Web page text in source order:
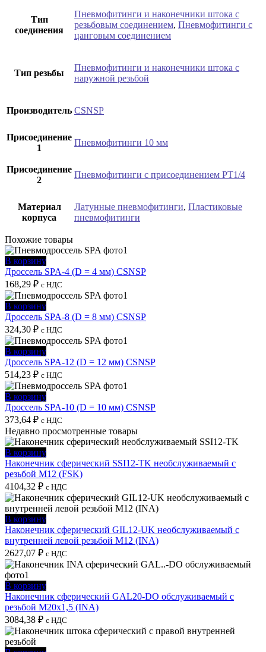
Тип
соединения
Пневмофитинги и наконечники штока с
резьбовым соединением, Пневмофитинги с
цанговым соединением
Тип резьбы
Пневмофитинги и наконечники штока с
наружной резьбой
Производитель CSNSP
Присоединение
1
Пневмофитинги 10 мм
Присоединение
2
Пневмофитинги с присоединением PT1/4
Материал
корпуса
Латунные пневмофитинги, Пластиковые
пневмофитинги
Похожие товары
В корзину
Дроссель SPA-4 (D = 4 мм) CSNSP
168,29 ₽ с НДС
В корзину
Дроссель SPA-8 (D = 8 мм) CSNSP
324,30 ₽ с НДС
В корзину
Дроссель SPA-12 (D = 12 мм) CSNSP
514,23 ₽ с НДС
В корзину
Дроссель SPA-10 (D = 10 мм) CSNSP
373,64 ₽ с НДС
Недавно просмотренные товары
В корзину
Наконечник сферический SSI12-TK необслуживаемый с
резьбой M12 (FSK)
4104,32 ₽ с НДС
В корзину
Наконечник сферический GIL12-UK необслуживаемый с
внутренней левой резьбой M12 (INA)
2627,07 ₽ с НДС
В корзину
Наконечник сферический GAL20-DO обслуживаемый с
резьбой M20x1,5 (INA)
3084,38 ₽ с НДС